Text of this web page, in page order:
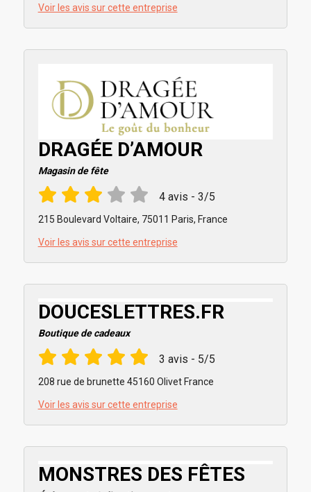
Voir les avis sur cette entreprise
DRAGÉE D’AMOUR
Magasin de fête
4 avis - 3/5
215 Boulevard Voltaire, 75011 Paris, France
Voir les avis sur cette entreprise
DOUCESLETTRES.FR
Boutique de cadeaux
3 avis - 5/5
208 rue de brunette 45160 Olivet France
Voir les avis sur cette entreprise
MONSTRES DES FÊTES